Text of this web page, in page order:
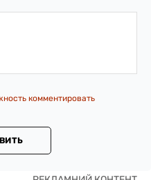
комментировать